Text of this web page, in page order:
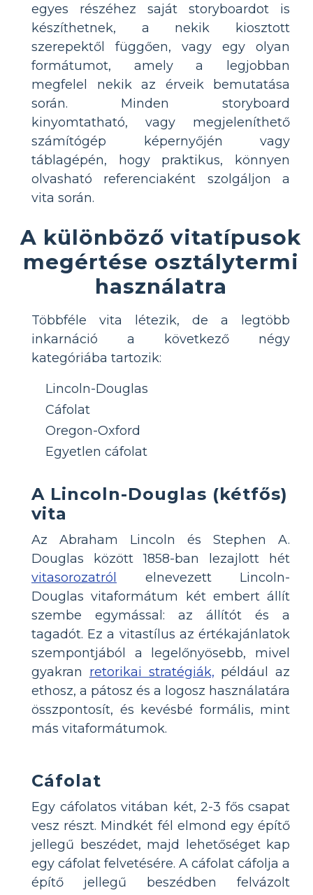
egyes részéhez saját storyboardot is
készíthetnek, a nekik kiosztott
szerepektől függően, vagy egy olyan
formátumot, amely a legjobban
megfelel nekik az érveik bemutatása
során. Minden storyboard
kinyomtatható, vagy megjeleníthető
számítógép képernyőjén vagy
táblagépén, hogy praktikus, könnyen
olvasható referenciaként szolgáljon a
vita során.
A különböző vitatípusok
megértése osztálytermi
használatra
Többféle vita létezik, de a legtöbb
inkarnáció a következő négy
kategóriába tartozik:
Lincoln-Douglas
Cáfolat
Oregon-Oxford
Egyetlen cáfolat
A Lincoln-Douglas (kétfős)
vita
Az Abraham Lincoln és Stephen A.
Douglas között 1858-ban lezajlott hét
vitasorozatról elnevezett Lincoln-
Douglas vitaformátum két embert állít
szembe egymással: az állítót és a
tagadót. Ez a vitastílus az értékajánlatok
szempontjából a legelőnyösebb, mivel
gyakran retorikai stratégiák, például az
ethosz, a pátosz és a logosz használatára
összpontosít, és kevésbé formális, mint
más vitaformátumok.
Cáfolat
Egy cáfolatos vitában két, 2-3 fős csapat
vesz részt. Mindkét fél elmond egy építő
jellegű beszédet, majd lehetőséget kap
egy cáfolat felvetésére. A cáfolat cáfolja a
építő jellegű beszédben felvázolt